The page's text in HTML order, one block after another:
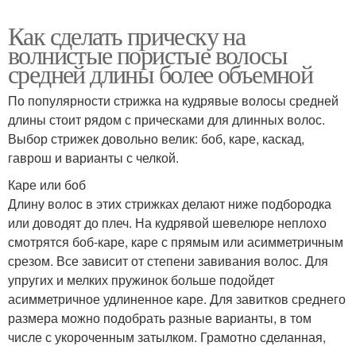
Как сделать прическу на
волнистые пористые волосы
средней длины более объемной
По популярности стрижка на кудрявые волосы средней
длины стоит рядом с прическами для длинных волос.
Выбор стрижек довольно велик: боб, каре, каскад,
гаврош и варианты с челкой.
Каре или боб
Длину волос в этих стрижках делают ниже подбородка
или доводят до плеч. На кудрявой шевелюре неплохо
смотрятся боб-каре, каре с прямым или асимметричным
срезом. Все зависит от степени завивания волос. Для
упругих и мелких пружинок больше подойдет
асимметричное удлиненное каре. Для завитков среднего
размера можно подобрать разные варианты, в том
числе с укороченным затылком. Грамотно сделанная,